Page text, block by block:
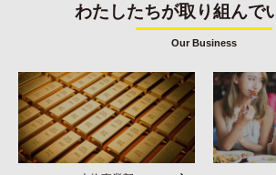
わたしたちが取り組んで
Our Business